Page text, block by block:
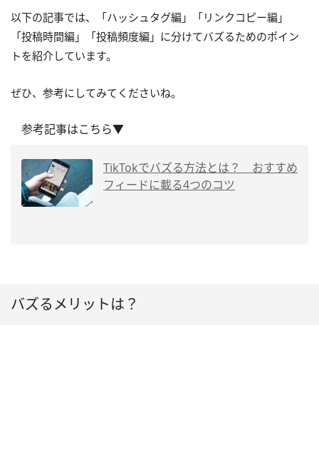
以下の記事では、「ハッシュタグ編」「リンクコピー編」
「投稿時間編」「投稿頻度編」に分けてバズるためのポイン
トを紹介しています。
ぜひ、参考にしてみてくださいね。
参考記事はこちら▼
TikTokでバズる方法とは？ おすすめ
フィードに載る4つのコツ
バズるメリットは？